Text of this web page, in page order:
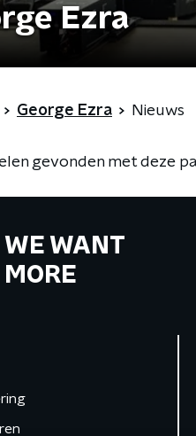
Ezra
George Ezra Nieuws
gevonden met deze
WE WANT
MORE